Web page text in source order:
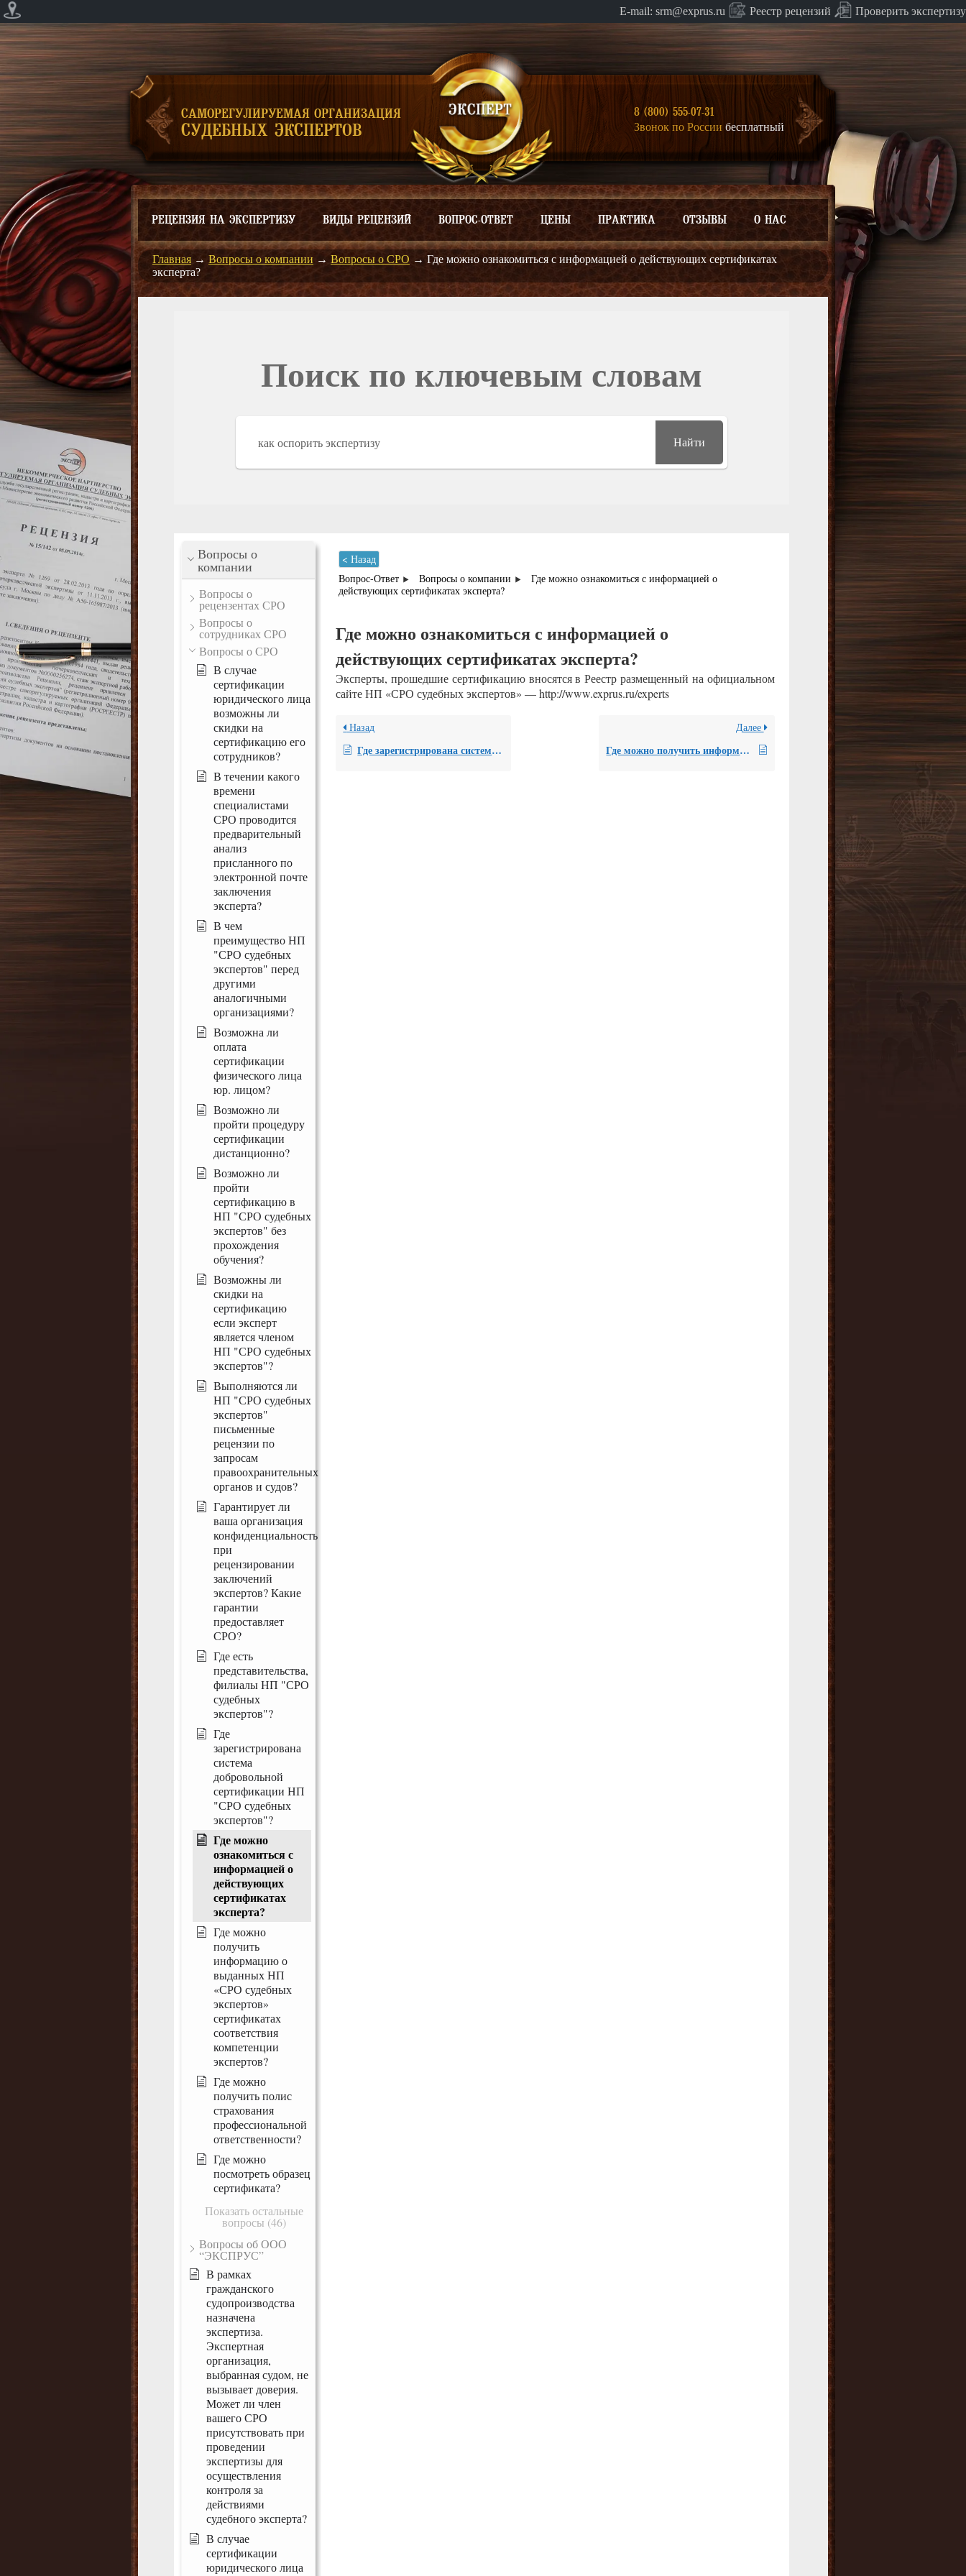
E-mail: srm@exprus.ru Реестр рецензий Проверить экспертизу
САМОРЕГУЛИРУЕМАЯ ОРГАНИЗАЦИЯ
СУДЕБНЫХ ЭКСПЕРТОВ
8 (800) 555-07-31
Звонок по России бесплатный
РЕЦЕНЗИЯ НА ЭКСПЕРТИЗУ ВИДЫ РЕЦЕНЗИЙ ВОПРОС-ОТВЕТ ЦЕНЫ ПРАКТИКА ОТЗЫВЫ О НАС
Главная → Вопросы о компании → Вопросы о СРО → Где можно ознакомиться с информацией о действующих сертификатах
эксперта?
Поиск по ключевым словам
Найти
Вопросы о
компании
Вопросы о
рецензентах СРО
Вопросы о
сотрудниках СРО
Вопросы о СРО
В случае
сертификации
юридического лица
возможны ли
скидки на
сертификацию его
сотрудников?
В течении какого
времени
специалистами
СРО проводится
предварительный
анализ
присланного по
электронной почте
заключения
эксперта?
В чем
преимущество НП
"СРО судебных
экспертов" перед
другими
аналогичными
организациями?
Возможна ли
оплата
сертификации
физического лица
юр. лицом?
Возможно ли
пройти процедуру
сертификации
дистанционно?
Возможно ли
пройти
сертификацию в
НП "СРО судебных
экспертов" без
прохождения
обучения?
Возможны ли
скидки на
сертификацию
если эксперт
является членом
НП "СРО судебных
экспертов"?
Выполняются ли
НП "СРО судебных
экспертов"
письменные
рецензии по
запросам
правоохранительных
органов и судов?
Гарантирует ли
ваша организация
конфиденциальность
при
рецензировании
заключений
экспертов? Какие
гарантии
предоставляет
СРО?
Где есть
представительства,
филиалы НП "СРО
судебных
экспертов"?
Где
зарегистрирована
сиcтема
добровольной
сертификации НП
"СРО судебных
экспертов"?
Где можно
ознакомиться с
информацией о
действующих
сертификатах
эксперта?
Где можно
получить
информацию о
выданных НП
«СРО судебных
экспертов»
сертификатах
соответствия
компетенции
экспертов?
Где можно
получить полис
страхования
профессиональной
ответственности?
Где можно
посмотреть образец
сертификата?
Показать остальные
вопросы (46)
Вопросы об ООО
“ЭКСПРУС”
В рамках
гражданского
судопроизводства
назначена
экспертиза.
Экспертная
организация,
выбранная судом, не
вызывает доверия.
Может ли член
вашего СРО
присутствовать при
проведении
экспертизы для
осуществления
контроля за
действиями
судебного эксперта?
В случае
сертификации
юридического лица
< Назад
Вопрос-Ответ
Вопросы о компании
Где можно ознакомиться с информацией о
действующих сертификатах эксперта?
Где можно ознакомиться с информацией о
действующих сертификатах эксперта?
Эксперты, прошедшие сертификацию вносятся в Реестр размещенный на официальном
сайте НП «СРО судебных экспертов» — http://www.exprus.ru/experts
Назад
Где зарегистрирована сиcтема добровольной сертификации НП «СРО судебных экспертов»?
Далее
Где можно получить информацию о выданных НП «СРО судебных экспертов» сертификатах соответствия компетенции экспертов?